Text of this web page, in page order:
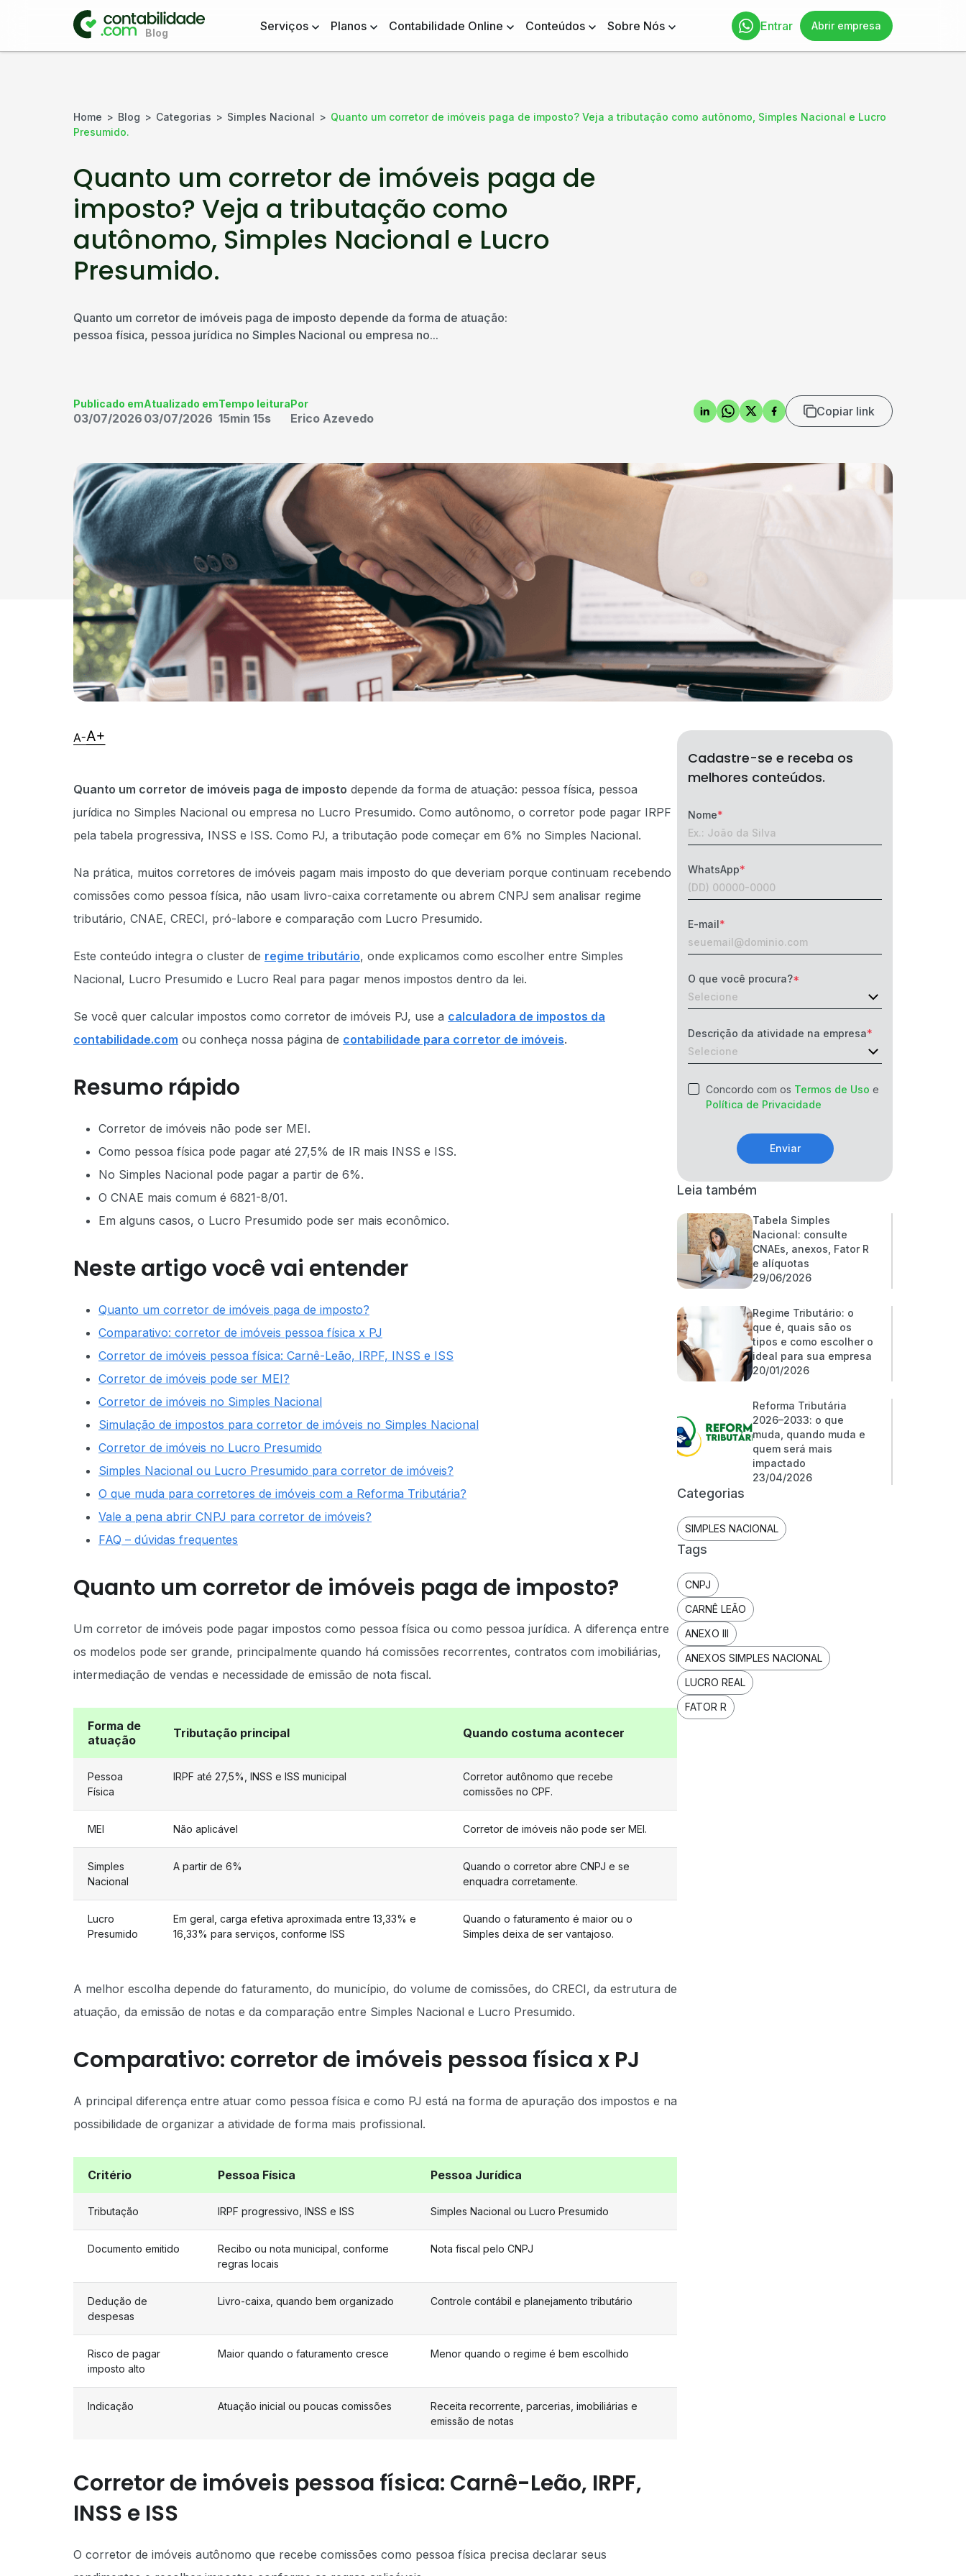
Serviços Planos Contabilidade Online Conteúdos Sobre Nós Entrar Abrir empresa
Home Blog Categorias Simples Nacional
Quanto um corretor de imóveis paga de imposto? Veja a tributação como autônomo, Simples Nacional e Lucro
Presumido.
Quanto um corretor de imóveis paga de
imposto? Veja a tributação como
autônomo, Simples Nacional e Lucro
Presumido.
Quanto um corretor de imóveis paga de imposto depende da forma de atuação:
pessoa física, pessoa jurídica no Simples Nacional ou empresa no...
Publicado em
03/07/2026
Atualizado em
03/07/2026
Tempo leitura
15min 15s
Por
Erico Azevedo Copiar link
Quanto um corretor de imóveis paga de imposto depende da forma de atuação: pessoa física, pessoa
jurídica no Simples Nacional ou empresa no Lucro Presumido. Como autônomo, o corretor pode pagar IRPF
pela tabela progressiva, INSS e ISS. Como PJ, a tributação pode começar em 6% no Simples Nacional.
Na prática, muitos corretores de imóveis pagam mais imposto do que deveriam porque continuam recebendo
comissões como pessoa física, não usam livro-caixa corretamente ou abrem CNPJ sem analisar regime
tributário, CNAE, CRECI, pró-labore e comparação com Lucro Presumido.
Este conteúdo integra o cluster de regime tributário, onde explicamos como escolher entre Simples
Nacional, Lucro Presumido e Lucro Real para pagar menos impostos dentro da lei.
Se você quer calcular impostos como corretor de imóveis PJ, use a calculadora de impostos da
contabilidade.com ou conheça nossa página de contabilidade para corretor de imóveis.
Resumo rápido
Corretor de imóveis não pode ser MEI.
Como pessoa física pode pagar até 27,5% de IR mais INSS e ISS.
No Simples Nacional pode pagar a partir de 6%.
O CNAE mais comum é 6821-8/01.
Em alguns casos, o Lucro Presumido pode ser mais econômico.
Neste artigo você vai entender
Quanto um corretor de imóveis paga de imposto?
Comparativo: corretor de imóveis pessoa física x PJ
Corretor de imóveis pessoa física: Carnê-Leão, IRPF, INSS e ISS
Corretor de imóveis pode ser MEI?
Corretor de imóveis no Simples Nacional
Simulação de impostos para corretor de imóveis no Simples Nacional
Corretor de imóveis no Lucro Presumido
Simples Nacional ou Lucro Presumido para corretor de imóveis?
O que muda para corretores de imóveis com a Reforma Tributária?
Vale a pena abrir CNPJ para corretor de imóveis?
FAQ – dúvidas frequentes
Quanto um corretor de imóveis paga de imposto?
Um corretor de imóveis pode pagar impostos como pessoa física ou como pessoa jurídica. A diferença entre
os modelos pode ser grande, principalmente quando há comissões recorrentes, contratos com imobiliárias,
intermediação de vendas e necessidade de emissão de nota fiscal.
Forma de
atuação
Tributação principal Quando costuma acontecer
Pessoa
Física
IRPF até 27,5%, INSS e ISS municipal
Corretor autônomo que recebe
comissões no CPF.
MEI Não aplicável Corretor de imóveis não pode ser MEI.
Simples
Nacional
A partir de 6%
Quando o corretor abre CNPJ e se
enquadra corretamente.
Lucro
Presumido
Em geral, carga efetiva aproximada entre 13,33% e
16,33% para serviços, conforme ISS
Quando o faturamento é maior ou o
Simples deixa de ser vantajoso.
A melhor escolha depende do faturamento, do município, do volume de comissões, do CRECI, da estrutura de
atuação, da emissão de notas e da comparação entre Simples Nacional e Lucro Presumido.
Comparativo: corretor de imóveis pessoa física x PJ
A principal diferença entre atuar como pessoa física e como PJ está na forma de apuração dos impostos e na
possibilidade de organizar a atividade de forma mais profissional.
Critério Pessoa Física Pessoa Jurídica
Tributação IRPF progressivo, INSS e ISS Simples Nacional ou Lucro Presumido
Documento emitido
Recibo ou nota municipal, conforme
regras locais
Nota fiscal pelo CNPJ
Dedução de
despesas
Livro-caixa, quando bem organizado Controle contábil e planejamento tributário
Risco de pagar
imposto alto
Maior quando o faturamento cresce Menor quando o regime é bem escolhido
Indicação Atuação inicial ou poucas comissões
Receita recorrente, parcerias, imobiliárias e
emissão de notas
Corretor de imóveis pessoa física: Carnê-Leão, IRPF,
INSS e ISS
O corretor de imóveis autônomo que recebe comissões como pessoa física precisa declarar seus
Cadastre-se e receba os
melhores conteúdos.
Nome
WhatsApp
E-mail
O que você procura?
Descrição da atividade na empresa
Concordo com os Termos de Uso e
Política de Privacidade
Enviar
Leia também
Tabela Simples
Nacional: consulte
CNAEs, anexos, Fator R
e alíquotas
29/06/2026
Regime Tributário: o
que é, quais são os
tipos e como escolher o
ideal para sua empresa
20/01/2026
Reforma Tributária
2026–2033: o que
muda, quando muda e
quem será mais
impactado
23/04/2026
Categorias
SIMPLES NACIONAL
Tags
CNPJ
CARNÊ LEÃO
ANEXO III
ANEXOS SIMPLES NACIONAL
LUCRO REAL
FATOR R